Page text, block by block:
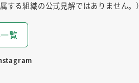
する組織の公式見解ではありません。）
覧